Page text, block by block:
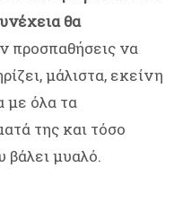
θα
προσπαθήσεις να
μάλιστα, εκείνη
με όλα τα
της και τόσο
βάλει μυαλό.